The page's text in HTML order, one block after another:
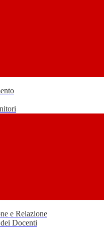
e Relazione
Docenti